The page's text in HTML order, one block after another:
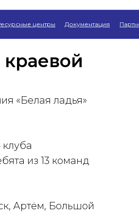
Документация
центры
«Белая ладья»
из 13 команд
Артём, Большой